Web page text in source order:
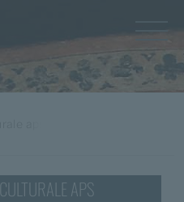
aps
APS